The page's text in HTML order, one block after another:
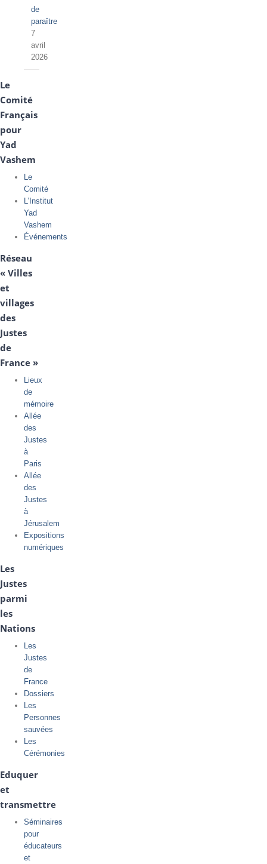
de
paraître
7
avril
2026
Le
Comité
Français
pour
Yad
Vashem
Le
Comité
L’Institut
Yad
Vashem
Événements
Réseau
« Villes
et
villages
des
Justes
de
France »
Lieux
de
mémoire
Allée
des
Justes
à
Paris
Allée
des
Justes
à
Jérusalem
Expositions
numériques
Les
Justes
parmi
les
Nations
Les
Justes
de
France
Dossiers
Les
Personnes
sauvées
Les
Cérémonies
Eduquer
et
transmettre
Séminaires
pour
éducateurs
et